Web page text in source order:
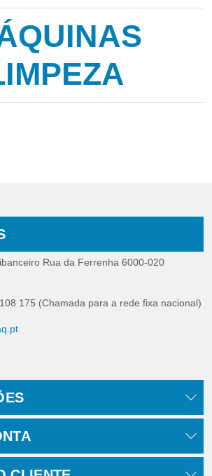
Rua da Ferrenha 6000-020
175 (Chamada para a rede fixa nacional)